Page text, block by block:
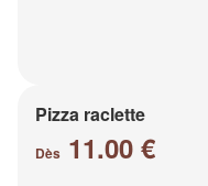
Pizza raclette
Dès 11.00 €